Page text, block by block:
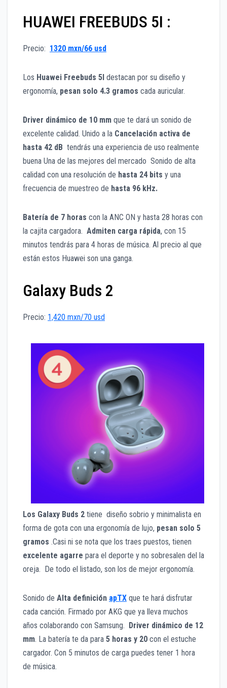
HUAWEI FREEBUDS 5I :
Precio: 1320 mxn/66 usd
Los Huawei Freebuds 5I destacan por su diseño y
ergonomía, pesan solo 4.3 gramos cada auricular.
Driver dinámico de 10 mm que te dará un sonido de
excelente calidad. Unido a la Cancelación activa de
hasta 42 dB tendrás una experiencia de uso realmente
buena Una de las mejores del mercado Sonido de alta
calidad con una resolución de hasta 24 bits y una
frecuencia de muestreo de hasta 96 kHz.
Batería de 7 horas con la ANC ON y hasta 28 horas con
la cajita cargadora. Admiten carga rápida, con 15
minutos tendrás para 4 horas de música. Al precio al que
están estos Huawei son una ganga.
Galaxy Buds 2
Precio: 1,420 mxn/70 usd
Los Galaxy Buds 2 tiene diseño sobrio y minimalista en
forma de gota con una ergonomía de lujo, pesan solo 5
gramos .Casi ni se nota que los traes puestos, tienen
excelente agarre para el deporte y no sobresalen del la
oreja. De todo el listado, son los de mejor ergonomía.
Sonido de Alta definición apTX que te hará disfrutar
cada canción. Firmado por AKG que ya lleva muchos
años colaborando con Samsung.
Driver dinámico de 12
mm. La batería te da para 5 horas y 20 con el estuche
cargador. Con 5 minutos de carga puedes tener 1 hora
de música.